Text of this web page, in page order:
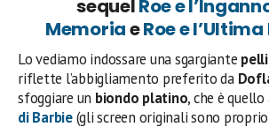
sequelRoe e
MemoriaeRoe e
Lo vediamo indossare una sgargiante
riflette l’abbigliamento preferito da
sfoggiare un biondo platino, che è
di Barbie(gli screen originali sono